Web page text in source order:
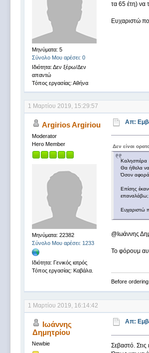
Μηνύματα: 5
Σύνολο Μου αρέσει: 0
Ιδιότητα: Δεν ξέρω/Δεν
απαντώ
Τόπος εργασίας: Αθήνα
τα 65 έτη) να
Ευχαριστώ
1 Μαρτίου 2019, 15:29:57
Argirios Argiriou
Moderator
Hero Member
Μηνύματα: 22382
Σύνολο Μου αρέσει: 1233
Ιδιότητα: Γενικός ιατρός
Τόπος εργασίας: Καβάλα.
Απ:
Δεν είναι
Καλησπέρα
Θα ήθελα
Όσον αφορά
Επίσης
επαναλάβω;
Ευχαριστώ
@Ιωάννης
Το φόρουμ
Before
1 Μαρτίου 2019, 16:14:42
Ιωάννης
Δημητρίου
Newbie
Απ:
Σεβαστό. Στις